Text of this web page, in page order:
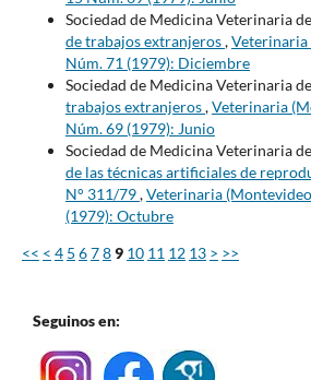
Sociedad de Medicina Veterinaria
de trabajos extranjeros,Veterinaria
Núm. 71 (1979): Diciembre
Sociedad de Medicina Veterinaria
trabajos extranjeros,Veterinaria
Núm. 69 (1979): Junio
Sociedad de Medicina Veterinaria
de las técnicas artificiales de
N° 311/79,Veterinaria
(1979): Octubre
<< < 4 5 6789 10 11 12 13 > >>
Seguinos en: